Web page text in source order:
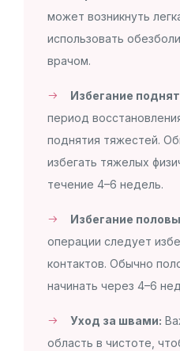
может возникнуть
использовать
врачом.
Избегание
период
поднятия тяжестей.
избегать тяжелых
течение 4–6 недель.
Избегание
операции следует
контактов. Обычно
начинать через 4–6
Уход за швами:
область в чистоте,